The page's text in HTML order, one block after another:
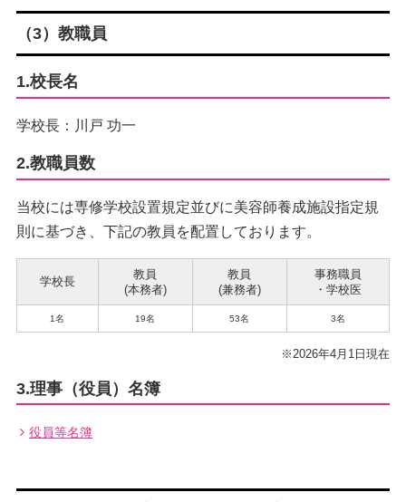
（3）教職員
1.校長名
学校長：川戸 功一
2.教職員数
当校には専修学校設置規定並びに美容師養成施設指定規
則に基づき、下記の教員を配置しております。
学校長
教員
(本務者)
教員
(兼務者)
事務職員
・学校医
1名 19名 53名 3名
※2026年4月1日現在
3.理事（役員）名簿
役員等名簿